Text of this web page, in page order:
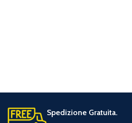
Spedizione Gratuita.